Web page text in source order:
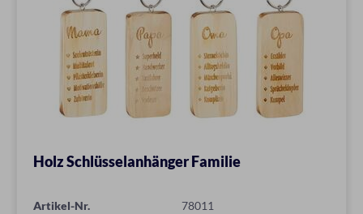
Holz Schlüsselanhänger Familie
Artikel-Nr.
78011